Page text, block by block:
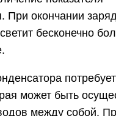
При окончании
бесконечно
может быть
между собой.